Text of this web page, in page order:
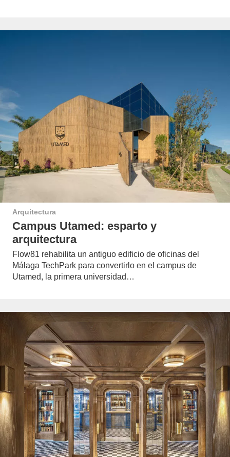
Arquitectura
Campus Utamed: esparto y
arquitectura
Flow81 rehabilita un antiguo edificio de oficinas del
Málaga TechPark para convertirlo en el campus de
Utamed, la primera universidad…